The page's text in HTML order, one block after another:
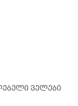
ველები